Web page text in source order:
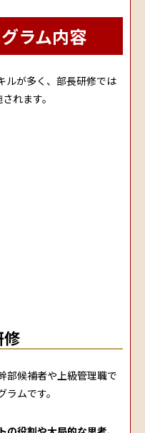
ラム内容
ルが多く、部長研修では
れます。
修
部候補者や上級管理職で
ムです。